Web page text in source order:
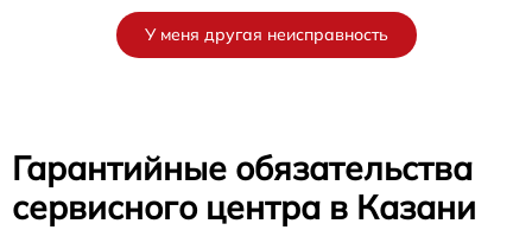
У меня другая неисправность
Гарантийные обязательства
сервисного центра в Казани